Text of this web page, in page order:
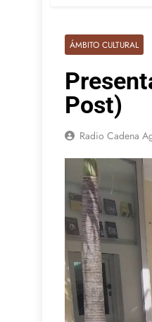
ÁMBITO CULTURAL
Post)
Radio Cadena